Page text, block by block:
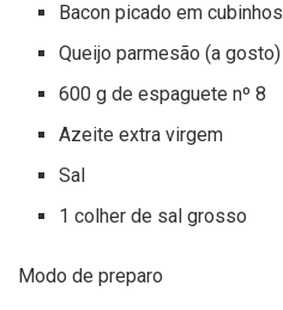
Bacon picado em cubinhos
Queijo parmesão (a gosto)
600 g de espaguete nº 8
Azeite extra virgem
Sal
1 colher de sal grosso
Modo de preparo